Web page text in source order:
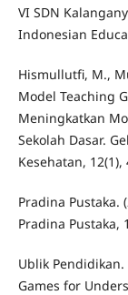
VI SDN
Indonesian
Hismullutfi, M.,
Model Teaching
Meningkatkan
Sekolah Dasar.
Kesehatan, 12(1),
Pradina Pustaka.
Pradina Pustaka,
Ublik
Games for